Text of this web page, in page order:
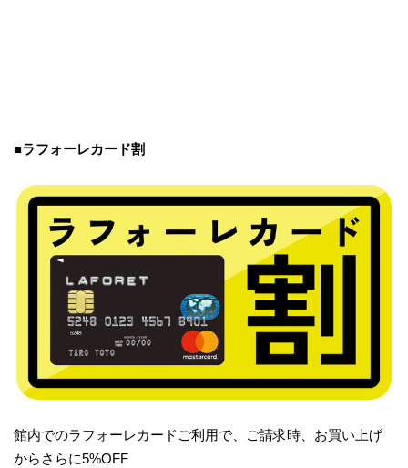
■ラフォーレカード割
館内でのラフォーレカードご利用で、ご請求時、お買い上げ
からさらに5%OFF